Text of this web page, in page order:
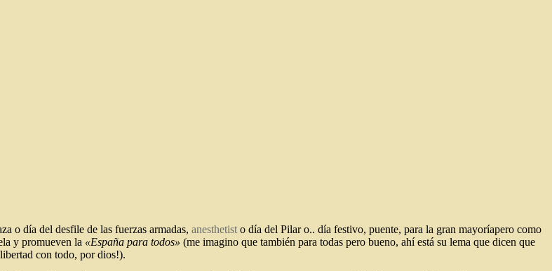
o día del desfile de las fuerzas armadas, anesthetist o día del Pilar o.. día festivo, puente, para la gran mayoríapero como
y promueven la «España para todos» (me imagino que también para todas pero bueno, ahí está su lema que dicen que
con todo, por dios!).